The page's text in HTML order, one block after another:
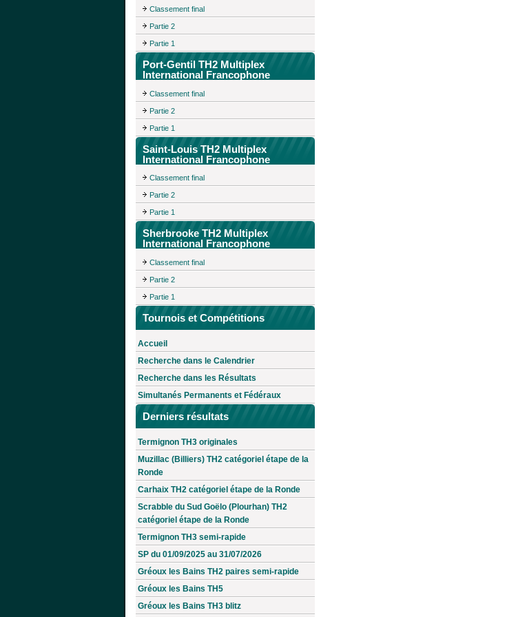
Classement final
Partie 2
Partie 1
Port-Gentil TH2 Multiplex
International Francophone
Classement final
Partie 2
Partie 1
Saint-Louis TH2 Multiplex
International Francophone
Classement final
Partie 2
Partie 1
Sherbrooke TH2 Multiplex
International Francophone
Classement final
Partie 2
Partie 1
Tournois et Compétitions
Accueil
Recherche dans le Calendrier
Recherche dans les Résultats
Simultanés Permanents et Fédéraux
Derniers résultats
Termignon TH3 originales
Muzillac (Billiers) TH2 catégoriel étape de la
Ronde
Carhaix TH2 catégoriel étape de la Ronde
Scrabble du Sud Goëlo (Plourhan) TH2
catégoriel étape de la Ronde
Termignon TH3 semi-rapide
SP du 01/09/2025 au 31/07/2026
Gréoux les Bains TH2 paires semi-rapide
Gréoux les Bains TH5
Gréoux les Bains TH3 blitz